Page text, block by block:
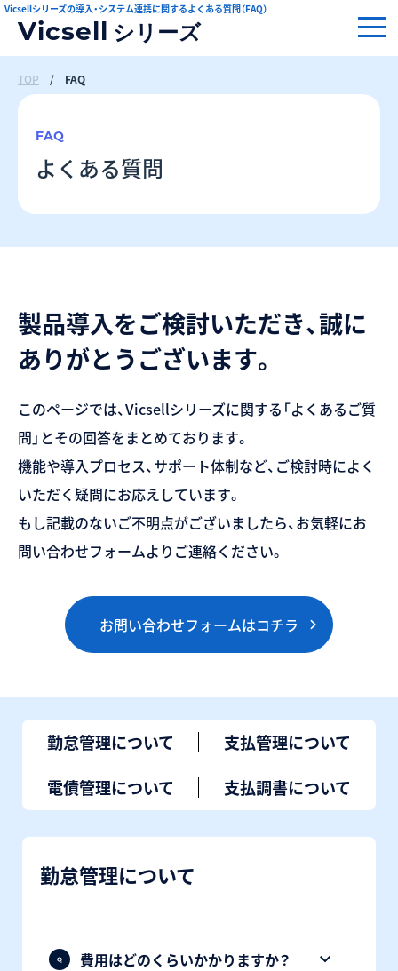
Vicsell シリーズ
Vicsellシリーズの導入・システム連携に関するよくある質問（FAQ）
TOP / FAQ
FAQ
よくある質問
製品導入をご検討いただき、誠に
ありがとうございます。
このページでは、Vicsellシリーズに関する「よくあるご質
問」とその回答をまとめております。
機能や導入プロセス、サポート体制など、ご検討時によく
いただく疑問にお応えしています。
もし記載のないご不明点がございましたら、お気軽にお
問い合わせフォームよりご連絡ください。
お問い合わせフォームはコチラ
勤怠管理について
支払管理について
電債管理について
支払調書について
勤怠管理について
費用はどのくらいかかりますか？